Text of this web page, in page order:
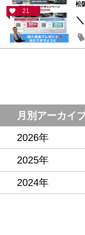
21
松
月別アーカイ
2026年
2025年
2024年